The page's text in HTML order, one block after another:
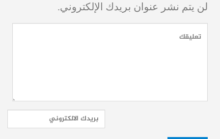
خط الدفاع:
غييرمو فاريلا، رونالد أراوخو، خوسيه ماريا
مانويل أوغارتي، إميليانو مارتينيز، رودريغو
لن يتم نشر عنوان بريدك الإلكتروني.